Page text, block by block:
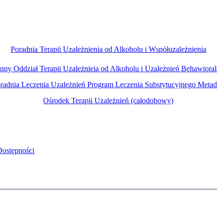
Poradnia Terapii Uzależnienia od Alkoholu i Współuzależnienia
Oddział Terapii Uzależnieia od Alkoholu i Uzależnień
Leczenia Uzależnień Program Leczenia Substytucyjnego
Ośrodek Terapii Uzależnień(całodobowy)